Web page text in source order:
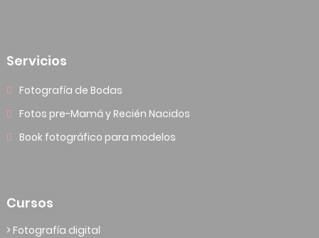
Servicios
Fotografía de Bodas
Fotos pre-Mamá y Recién Nacidos
Book fotográfico para modelos
Cursos
> Fotografía digital